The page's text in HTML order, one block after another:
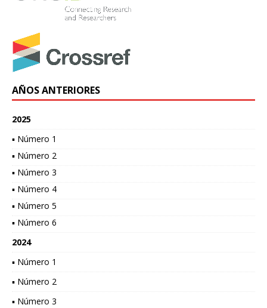
AÑOS ANTERIORES
2025
▪ Número 1
▪ Número 2
▪ Número 3
▪ Número 4
▪ Número 5
▪ Número 6
2024
▪ Número 1
▪ Número 2
▪ Número 3